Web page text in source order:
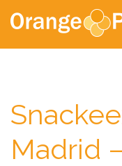
Madrid